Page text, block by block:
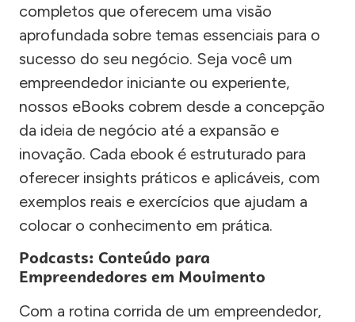
completos que oferecem uma visão
aprofundada sobre temas essenciais para o
sucesso do seu negócio. Seja você um
empreendedor iniciante ou experiente,
nossos eBooks cobrem desde a concepção
da ideia de negócio até a expansão e
inovação. Cada ebook é estruturado para
oferecer insights práticos e aplicáveis, com
exemplos reais e exercícios que ajudam a
colocar o conhecimento em prática.
Podcasts: Conteúdo para
Empreendedores em Movimento
Com a rotina corrida de um empreendedor,